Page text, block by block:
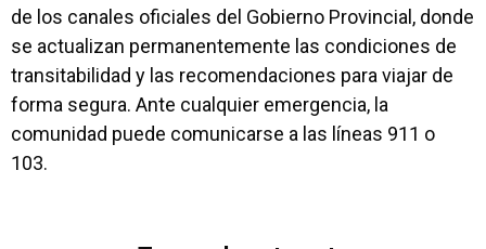
de los canales oficiales del Gobierno Provincial, donde
se actualizan permanentemente las condiciones de
transitabilidad y las recomendaciones para viajar de
forma segura. Ante cualquier emergencia, la
comunidad puede comunicarse a las líneas 911 o
103.